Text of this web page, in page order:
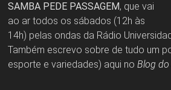
SAMBA PEDE PASSAGEM, que vai
ao ar todos os sábados (12h às
14h) pelas ondas da Rádio
Também escrevo sobre de tudo um
esporte e variedades) aqui no Blog